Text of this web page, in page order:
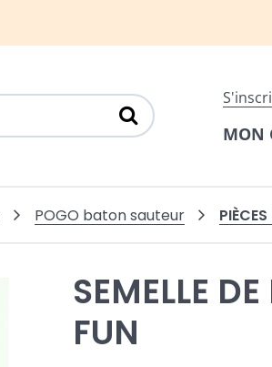
MON
POGO baton sauteur
SEMELLE
FUN